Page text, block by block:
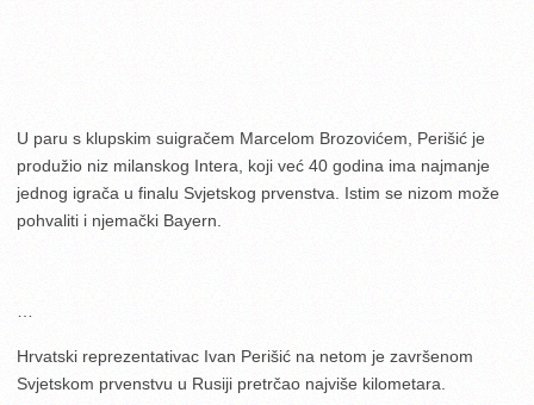
U paru s klupskim suigračem Marcelom Brozovićem, Perišić je
produžio niz milanskog Intera, koji već 40 godina ima najmanje
jednog igrača u finalu Svjetskog prvenstva. Istim se nizom može
pohvaliti i njemački Bayern.
Hrvatski reprezentativac Ivan Perišić na netom je završenom
Svjetskom prvenstvu u Rusiji pretrčao najviše kilometara.